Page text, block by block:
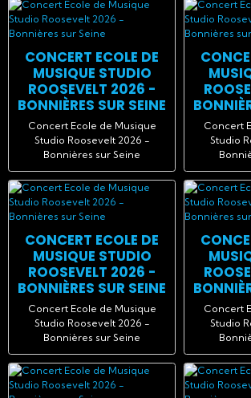
CONCERT ECOLE DE
MUSIQUE STUDIO
ROOSEVELT 2026 -
BONNIÈRES SUR SEINE
Concert Ecole de Musique
Studio Roosevelt 2026 -
Bonnières sur Seine
Concert
Studio
CONCERT ECOLE DE
MUSIQUE STUDIO
ROOSEVELT 2026 -
BONNIÈRES SUR SEINE
Concert Ecole de Musique
Studio Roosevelt 2026 -
Bonnières sur Seine
Concert
Studio